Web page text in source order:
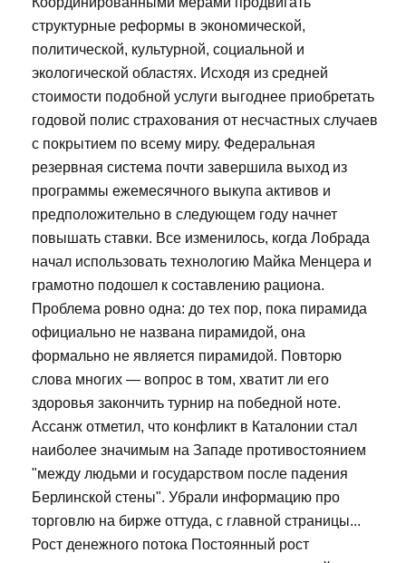
структурные реформы в экономической,
политической, культурной, социальной и
экологической областях. Исходя из средней
стоимости подобной услуги выгоднее приобретать
годовой полис страхования от несчастных случаев
с покрытием по всему миру. Федеральная
резервная система почти завершила выход из
программы ежемесячного выкупа активов и
предположительно в следующем году начнет
повышать ставки. Все изменилось, когда Лобрада
начал использовать технологию Майка Менцера и
грамотно подошел к составлению рациона.
Проблема ровно одна: до тех пор, пока пирамида
официально не названа пирамидой, она
формально не является пирамидой. Повторю
слова многих — вопрос в том, хватит ли его
здоровья закончить турнир на победной ноте.
Ассанж отметил, что конфликт в Каталонии стал
наиболее значимым на Западе противостоянием
"между людьми и государством после падения
Берлинской стены". Убрали информацию про
торговлю на бирже оттуда, с главной страницы...
Рост денежного потока Постоянный рост